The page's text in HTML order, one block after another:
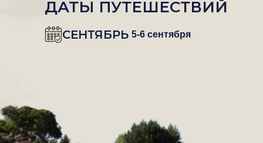
ДАТЫ ПУТЕШЕСТВИЙ
СЕНТЯБРЬ 5-6 сентября